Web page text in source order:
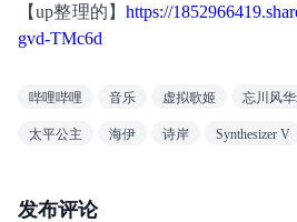
【up整理的】 https://
gvd-TMc6d
哔哩哔哩 音乐 虚拟歌姬 忘川风
太平公主 海伊 诗岸 Synthesizer V
发布评论